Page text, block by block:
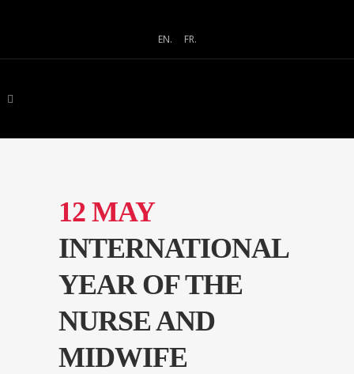
EN. FR.
12 MAY
INTERNATIONAL
YEAR OF THE
NURSE AND
MIDWIFE